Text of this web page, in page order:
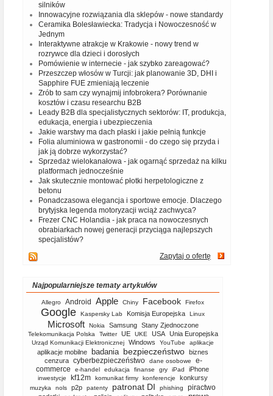
silników
Innowacyjne rozwiązania dla sklepów - nowe standardy
Ceramika Bolesławiecka: Tradycja i Nowoczesność w
Jednym
Interaktywne atrakcje w Krakowie - nowy trend w
rozrywce dla dzieci i dorosłych
Pomówienie w internecie - jak szybko zareagować?
Przeszczep włosów w Turcji: jak planowanie 3D, DHI i
Sapphire FUE zmieniają leczenie
Zrób to sam czy wynajmij infobrokera? Porównanie
kosztów i czasu researchu B2B
Leady B2B dla specjalistycznych sektorów: IT, produkcja,
edukacja, energia i ubezpieczenia
Jakie warstwy ma dach płaski i jakie pełnią funkcje
Folia aluminiowa w gastronomii - do czego się przyda i
jak ją dobrze wykorzystać?
Sprzedaż wielokanałowa - jak ogarnąć sprzedaż na kilku
platformach jednocześnie
Jak skutecznie montować płotki herpetologiczne z
betonu
Ponadczasowa elegancja i sportowe emocje. Dlaczego
brytyjska legenda motoryzacji wciąż zachwyca?
Frezer CNC Holandia - jak praca na nowoczesnych
obrabiarkach nowej generacji przyciąga najlepszych
specjalistów?
Zapytaj o ofertę
Najpopularniejsze tematy artykułów
Allegro Android Apple Chiny Facebook Firefox
Google Kaspersky Lab Komisja Europejska Linux
Microsoft Nokia Samsung Stany Zjednoczone
Telekomunikacja Polska Twitter UE UKE USA Unia Europejska
Urząd Komunikacji Elektronicznej Windows YouTube aplikacje
aplikacje mobilne badania bezpieczeństwo biznes
cenzura cyberbezpieczeństwo dane osobowe
e-
commerce
e-handel edukacja finanse gry iPad iPhone
inwestycje kf12m komunikat firmy konferencje konkursy
muzyka nols p2p patenty patronat DI phishing piractwo